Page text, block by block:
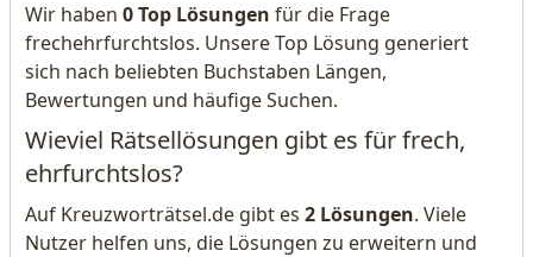
Wir haben 0 Top Lösungen für die Frage
frechehrfurchtslos. Unsere Top Lösung generiert
sich nach beliebten Buchstaben Längen,
Bewertungen und häufige Suchen.
Wieviel Rätsellösungen gibt es für frech,
ehrfurchtslos?
Auf Kreuzworträtsel.de gibt es 2 Lösungen. Viele
Nutzer helfen uns, die Lösungen zu erweitern und